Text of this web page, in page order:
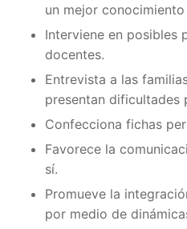
un mejor
Interviene en posibles
docentes.
Entrevista a las
presentan dificultades
Confecciona fichas
Favorece la
sí.
Promueve la
por medio de